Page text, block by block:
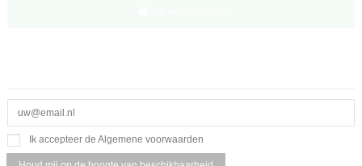
Ik accepteer de Algemene voorwaarden